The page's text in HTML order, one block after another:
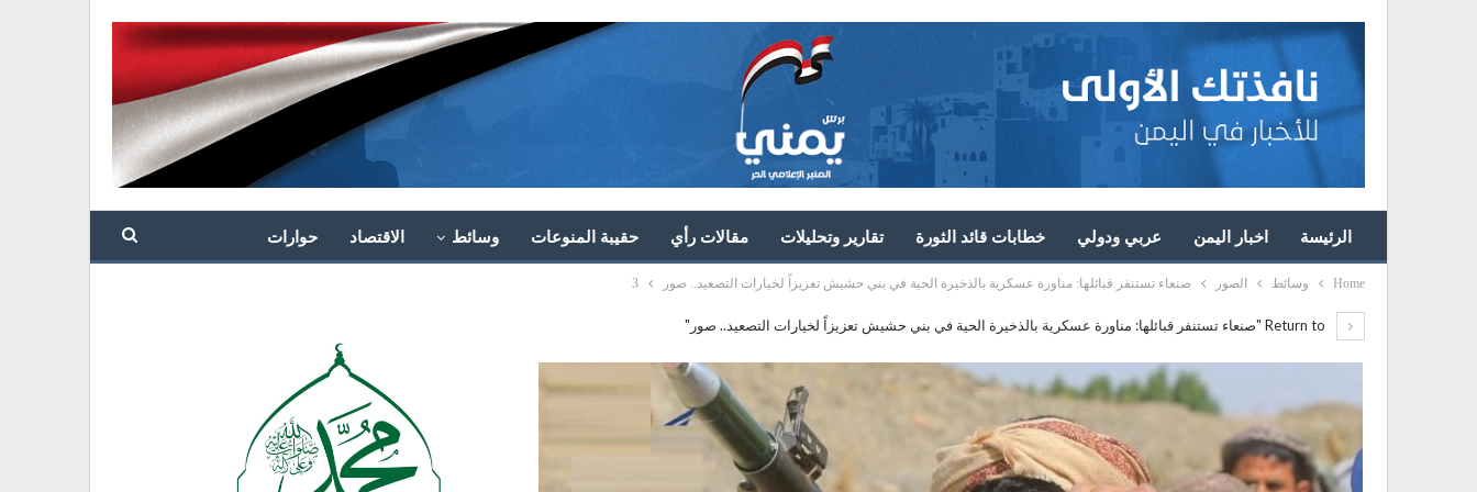
الرئيسة اخبار اليمن عربي ودولي خطابات قائد الثورة تقارير وتحليلات مقالات رأي حقيبة المنوعات وسائط الاقتصاد حوارات
Home وسائط الصور صنعاء تستنفر قبائلها: مناورة عسكرية بالذخيرة الحية في بني حشيش تعزيزاً لخيارات التصعيد.. صور 3